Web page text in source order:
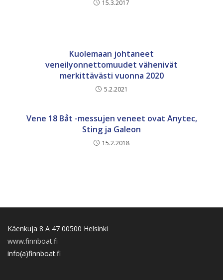
15.3.2017
Kuolemaan johtaneet
veneilyonnettomuudet vähenivät
merkittävästi vuonna 2020
5.2.2021
Vene 18 Båt -messujen veneet ovat Anytec,
Sting ja Galeon
15.2.2018
Käenkuja 8 A 47 00500 Helsinki
www.finnboat.fi
info(a)finnboat.fi